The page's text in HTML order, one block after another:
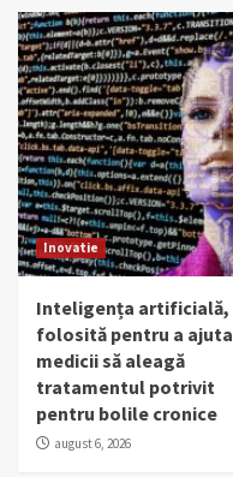
Inovatie
Inteligența artificială,
folosită pentru a ajuta
medicii să aleagă
tratamentul potrivit
pentru bolile cronice
august 6, 2026